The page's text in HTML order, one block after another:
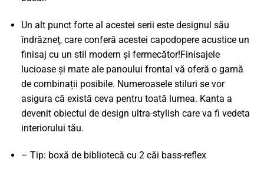
Un alt punct forte al acestei serii este designul său
îndrăzneț, care conferă acestei capodopere acustice un
finisaj cu un stil modern și fermecător!Finisajele
lucioase și mate ale panoului frontal vă oferă o gamă
de combinații posibile. Numeroasele stiluri se vor
asigura că există ceva pentru toată lumea. Kanta a
devenit obiectul de design ultra-stylish care va fi vedeta
interiorului tău.
– Tip: boxă de bibliotecă cu 2 căi bass-reflex